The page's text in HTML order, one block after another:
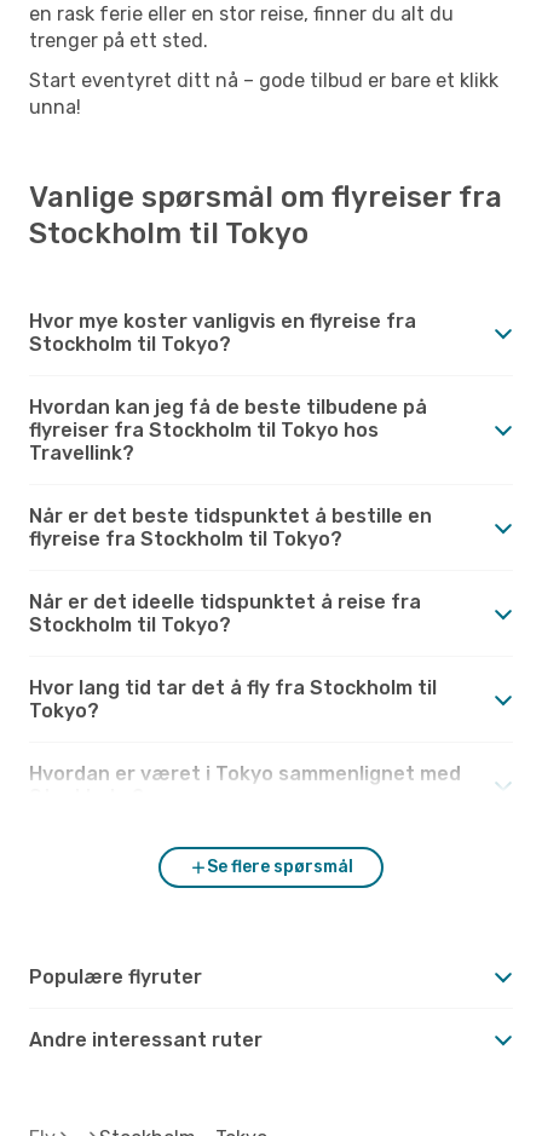
en rask ferie eller en stor reise, finner du alt du
trenger på ett sted.
Start eventyret ditt nå – gode tilbud er bare et klikk
unna!
Vanlige spørsmål om flyreiser fra
Stockholm til Tokyo
Hvor mye koster vanligvis en flyreise fra
Stockholm til Tokyo?
Hvordan kan jeg få de beste tilbudene på
flyreiser fra Stockholm til Tokyo hos
Travellink?
Når er det beste tidspunktet å bestille en
flyreise fra Stockholm til Tokyo?
Når er det ideelle tidspunktet å reise fra
Stockholm til Tokyo?
Hvor lang tid tar det å fly fra Stockholm til
Tokyo?
Hvordan er været i Tokyo sammenlignet med
Se flere spørsmål
Populære flyruter
Andre interessant ruter